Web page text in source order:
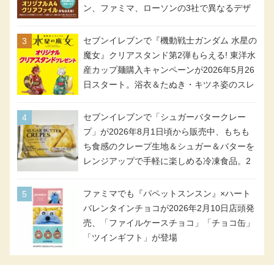
ン、ファミマ、ローソンの3社で異なるデザ
セブンイレブンで『機動戦士ガンダム 水星の
魔女』クリアスタンド第2弾もらえる! 東洋水
産カップ麺購入キャンペーンが2026年5月26
日スタート。浴衣＆たぬき・キツネ姿のスレ
号・5号) / シャディクが全6種のクリアスタ
ンドになって登場!
セブンイレブンで「シュガーバタークレー
プ」が2026年8月1日頃から販売中、もちも
ち食感のクレープ生地＆シュガー＆バターを
レンジアップで手軽に楽しめる冷凍食品。2
ファミマでも『パペットスンスン』×ハート
バレンタインチョコが2026年2月10日店頭発
売、「ファイルケースチョコ」「チョコ缶」
「ツインギフト」が登場